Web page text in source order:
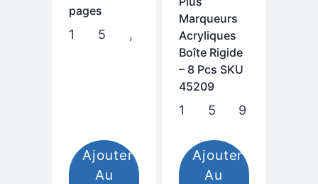
pages
15,00
Ajouter
Au
Marqueurs
Acryliques
Boîte Rigide
– 8 Pcs SKU
45209
Ajouter
Au